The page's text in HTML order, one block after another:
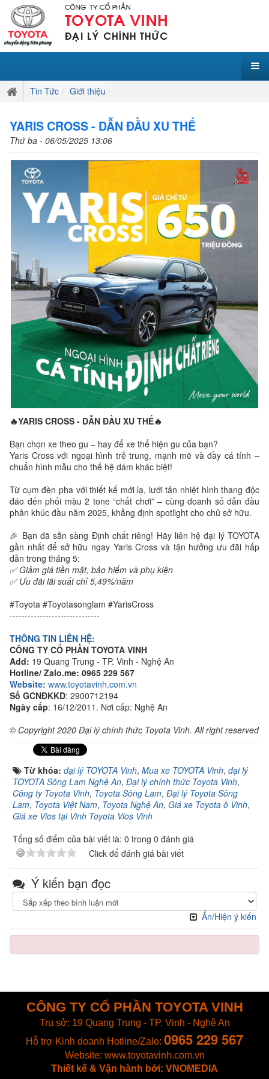
Tin Tức Giới thiệu
YARIS CROSS - DẪN ĐẦU XU THẾ
Thứ ba - 06/05/2025 13:06
🔥YARIS CROSS - DẪN ĐẦU XU THẾ🔥
Bạn chọn xe theo gu – hay để xe thể hiện gu của bạn?
Yaris Cross với ngoại hình trẻ trung, mạnh mẽ và đầy cá tính –
chuẩn hình mẫu cho thế hệ dám khác biệt!
Từ cụm đèn pha với thiết kế mới lạ, lưới tản nhiệt hình thang độc
đáo đến phối màu 2 tone “chất chơi” – cùng doanh số dẫn đầu
phân khúc đầu năm 2025, khẳng định spotlight cho chủ sở hữu.
🎉 Bạn đã sẵn sàng Định chất riêng! Hãy liên hệ đại lý TOYOTA
gần nhất để sở hữu ngay Yaris Cross và tận hưởng ưu đãi hấp
dẫn trong tháng 5:
✅ Giảm giá tiền mặt, bảo hiểm và phụ kiện
✅ Ưu đãi lãi suất chỉ 5,49%/năm
#Toyota #Toyotasonglam #YarisCross
------------------------------
THÔNG TIN LIÊN HỆ:
CÔNG TY CỔ PHẦN TOYOTA VINH
Add: 19 Quang Trung - TP. Vinh - Nghệ An
Hotline/ Zalo.me: 0965 229 567
Website: www.toyotavinh.com.vn
Số GCNĐKKD: 2900712194
Ngày cấp: 16/12/2011. Nơi cấp: Nghệ An
© Copyright 2020 Đại lý chính thức Toyota Vinh. All right reserved
Từ khóa: đại lý TOYOTA Vinh, Mua xe TOYOTA Vinh, đại lý
TOYOTA Sông Lam Nghệ An, Đại lý chính thức Toyota Vinh,
Công ty Toyota Vinh, Toyota Sông Lam, Đại lý Toyota Sông
Lam, Toyota Việt Nam, Toyota Nghệ An, Giá xe Toyota ô Vinh,
Giá xe Vios tại Vinh Toyota Vios Vinh
Tổng số điểm của bài viết là: 0 trong 0 đánh giá
Click để đánh giá bài viết
Ý kiến bạn đọc
Ẩn/Hiện ý kiến
CÔNG TY CỔ PHẦN TOYOTA VINH
Trụ sở: 19 Quang Trung - TP. Vinh - Nghệ An
Hỗ trợ Kinh doanh Hotline/Zalo: 0965 229 567
Website: www.toyotavinh.com.vn
Thiết kế & Vận hành bởi: VNOMEDIA